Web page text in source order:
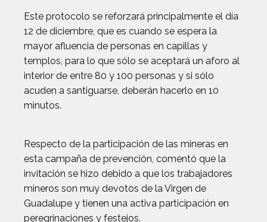
Este protocolo se reforzará principalmente el día
12 de diciembre, que es cuando se espera la
mayor afluencia de personas en capillas y
templos, para lo que sólo se aceptará un aforo al
interior de entre 80 y 100 personas y si sólo
acuden a santiguarse, deberán hacerlo en 10
minutos.
Respecto de la participación de las mineras en
esta campaña de prevención, comentó que la
invitación se hizo debido a que los trabajadores
mineros son muy devotos de la Virgen de
Guadalupe y tienen una activa participación en
peregrinaciones y festejos.